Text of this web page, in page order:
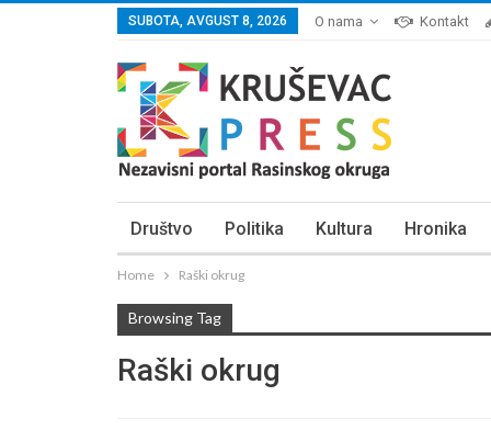
SUBOTA, AVGUST 8, 2026 O nama Kontakt
Društvo Politika Kultura Hronika
Home Raški okrug
Browsing Tag
Raški okrug